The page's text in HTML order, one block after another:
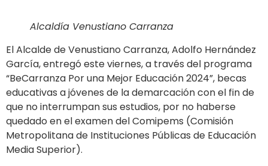
Alcaldía Venustiano Carranza
El Alcalde de Venustiano Carranza, Adolfo Hernández
García, entregó este viernes, a través del programa
“BeCarranza Por una Mejor Educación 2024”, becas
educativas a jóvenes de la demarcación con el fin de
que no interrumpan sus estudios, por no haberse
quedado en el examen del Comipems (Comisión
Metropolitana de Instituciones Públicas de Educación
Media Superior).